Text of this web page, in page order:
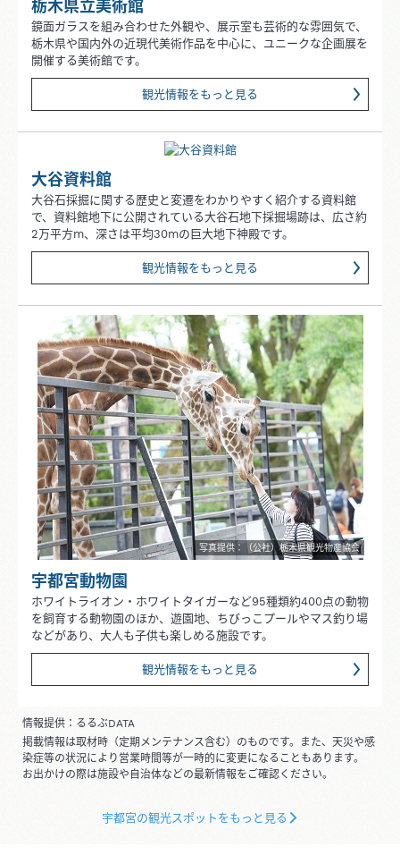
栃木県立美術館
鏡面ガラスを組み合わせた外観や、展示室も芸術的な雰囲気で、
栃木県や国内外の近現代美術作品を中心に、ユニークな企画展を
開催する美術館です。
観光情報をもっと見る
大谷資料館
大谷石採掘に関する歴史と変遷をわかりやすく紹介する資料館
で、資料館地下に公開されている大谷石地下採掘場跡は、広さ約
2万平方m、深さは平均30mの巨大地下神殿です。
観光情報をもっと見る
写真提供：（公社）栃木県観光物産協会
宇都宮動物園
ホワイトライオン・ホワイトタイガーなど95種類約400点の動物
を飼育する動物園のほか、遊園地、ちびっこプールやマス釣り場
などがあり、大人も子供も楽しめる施設です。
観光情報をもっと見る
情報提供：るるぶDATA
掲載情報は取材時（定期メンテナンス含む）のものです。また、天災や感
染症等の状況により営業時間等が一時的に変更になることもあります。
お出かけの際は施設や自治体などの最新情報をご確認ください。
宇都宮の観光スポットをもっと見る